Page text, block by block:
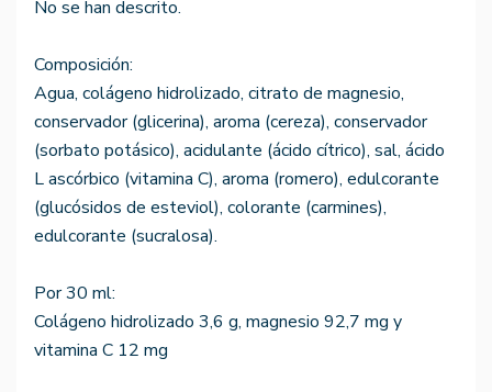
No se han descrito.
Composición:
Agua, colágeno hidrolizado, citrato de magnesio,
conservador (glicerina), aroma (cereza), conservador
(sorbato potásico), acidulante (ácido cítrico), sal, ácido
L ascórbico (vitamina C), aroma (romero), edulcorante
(glucósidos de esteviol), colorante (carmines),
edulcorante (sucralosa).
Por 30 ml:
Colágeno hidrolizado 3,6 g, magnesio 92,7 mg y
vitamina C 12 mg